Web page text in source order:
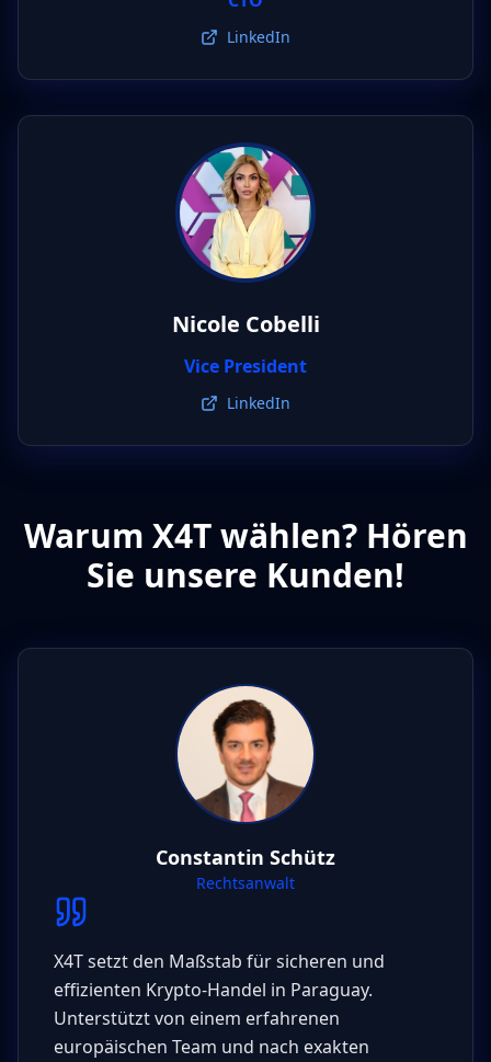
LinkedIn
Nicole Cobelli
Vice President
LinkedIn
Warum X4T wählen? Hören
Sie unsere Kunden!
Constantin Schütz
Rechtsanwalt
X4T setzt den Maßstab für sicheren und
effizienten Krypto-Handel in Paraguay.
Unterstützt von einem erfahrenen
europäischen Team und nach exakten